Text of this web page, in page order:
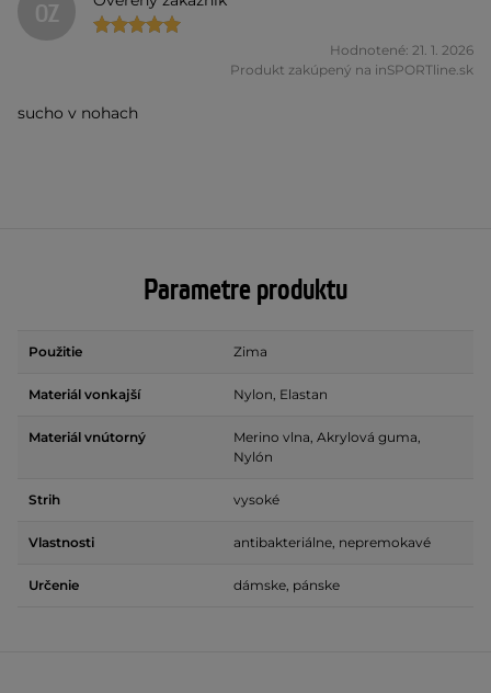
OZ
Hodnotené: 21. 1. 2026
Produkt zakúpený na inSPORTline.sk
sucho v nohach
Parametre produktu
Použitie Zima
Materiál vonkajší Nylon, Elastan
Materiál vnútorný
Merino vlna, Akrylová guma,
Nylón
Strih vysoké
Vlastnosti antibakteriálne, nepremokavé
Určenie dámske, pánske